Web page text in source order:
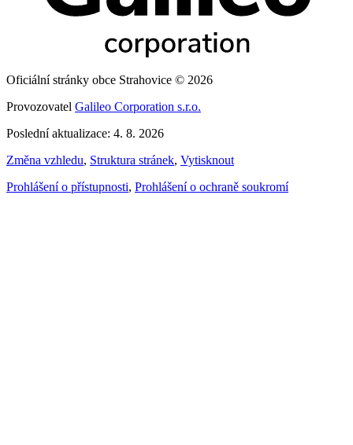
Oficiální stránky obce Strahovice © 2026
Provozovatel Galileo Corporation s.r.o.
Poslední aktualizace: 4. 8. 2026
Změna vzhledu, Struktura stránek, Vytisknout
Prohlášení o přístupnosti, Prohlášení o ochraně soukromí